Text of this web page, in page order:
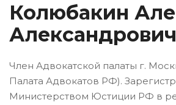
Колюбакин
Александрович
Член Адвокатской палаты г.
Палата Адвокатов РФ).
Министерством Юстиции РФ в